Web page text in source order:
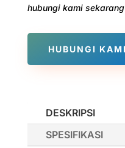
hubungi kami
HUBUNGI
DESKRIPSI
SPESIFIKASI